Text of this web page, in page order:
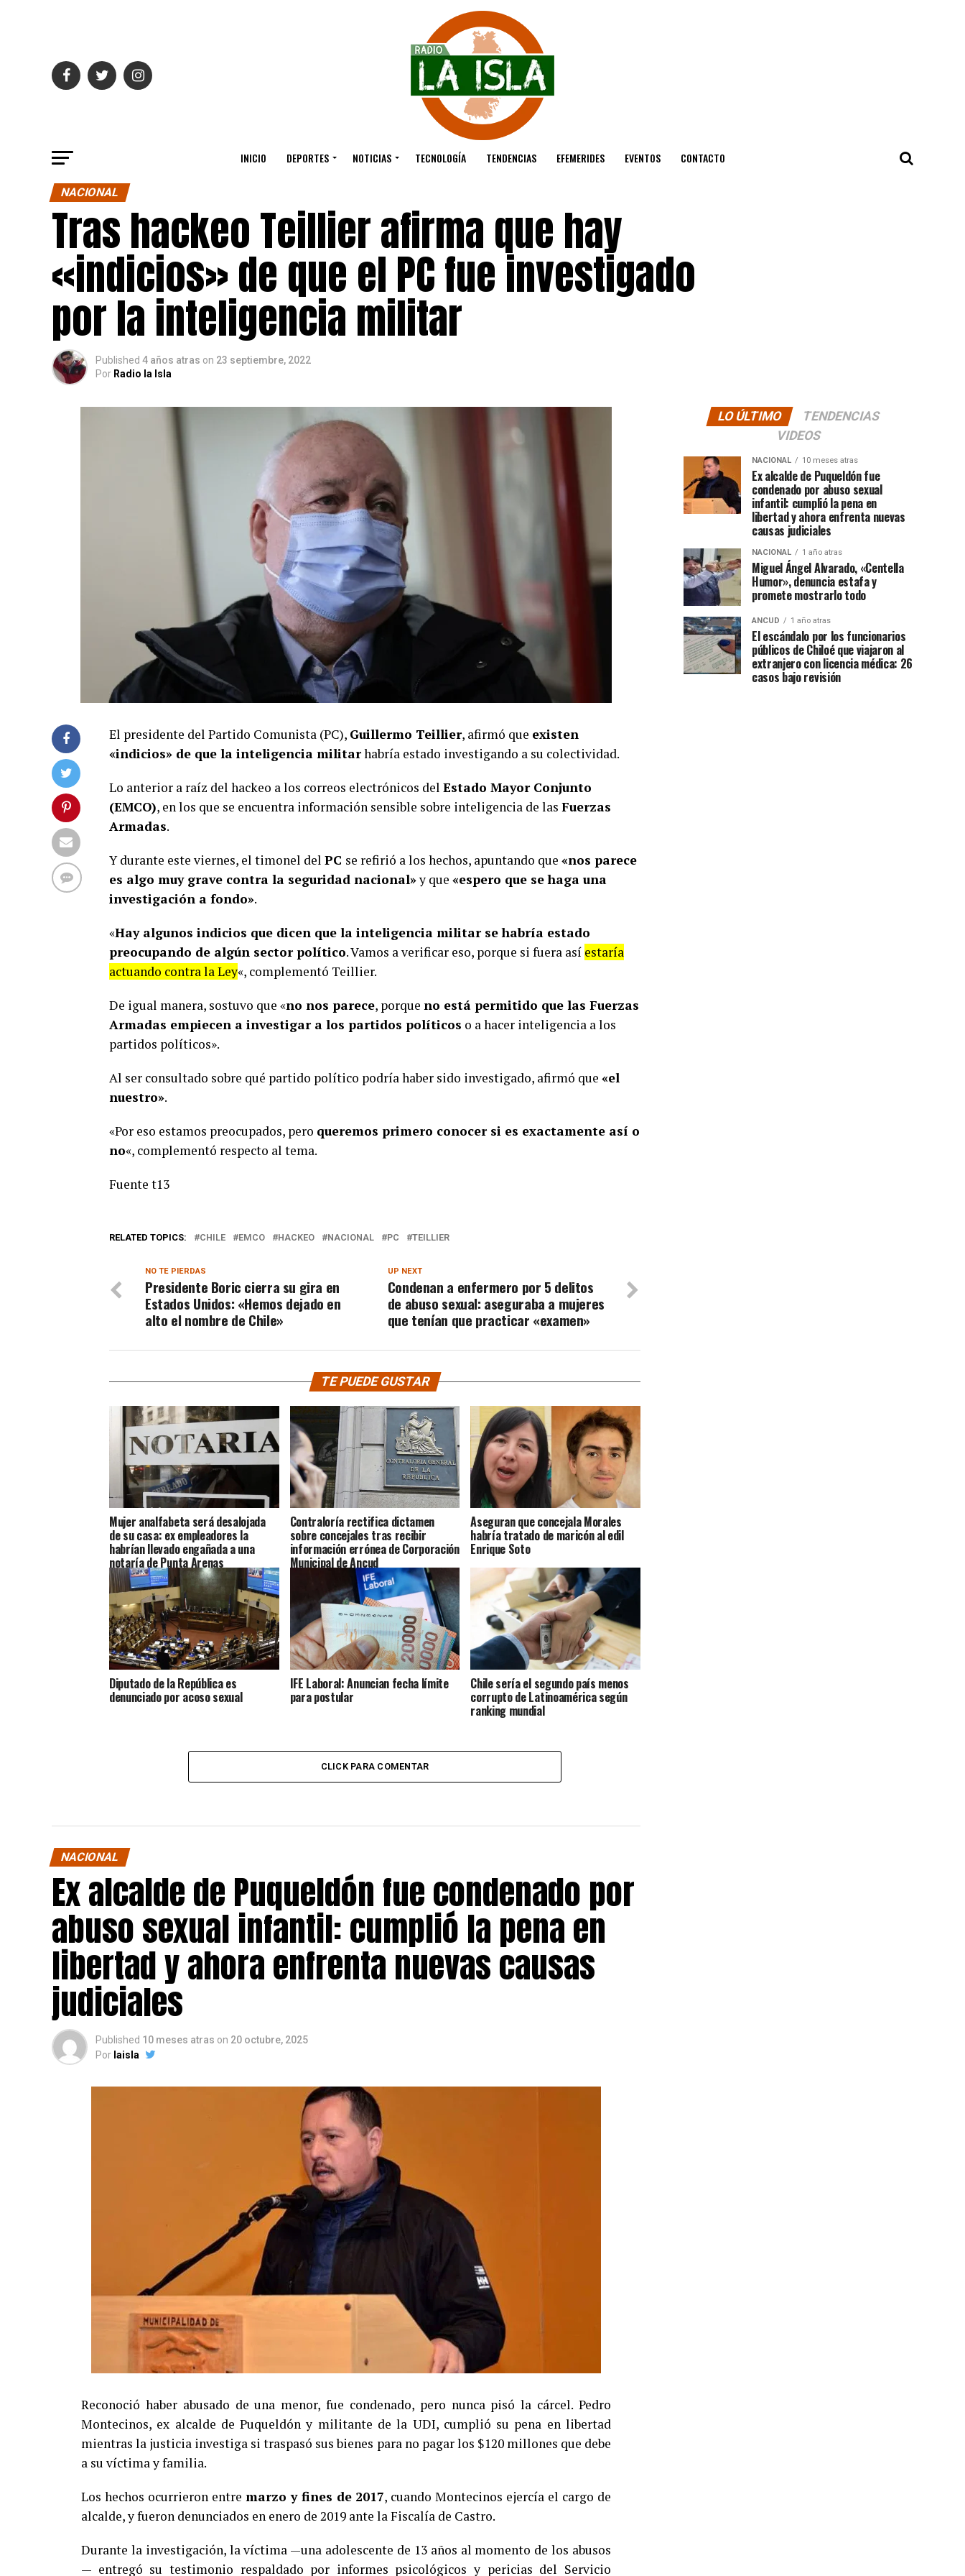
INICIO DEPORTES NOTICIAS TECNOLOGÍA TENDENCIAS EFEMERIDES EVENTOS CONTACTO
NACIONAL
Tras hackeo Teillier afirma que hay
«indicios» de que el PC fue investigado
por la inteligencia militar
Published 4 años atras on 23 septiembre, 2022
Por Radio la Isla
El presidente del Partido Comunista (PC), Guillermo Teillier, afirmó que existen
«indicios» de que la inteligencia militarhabría estado investigando a su colectividad.
Lo anterior a raíz del hackeo a los correos electrónicos del Estado Mayor Conjunto
(EMCO), en los que se encuentra información sensible sobre inteligencia de las Fuerzas
Armadas.
Y durante este viernes, el timonel del PC se refirió a los hechos, apuntando que «nos parece
es algo muy grave contra la seguridad nacional»y que «espero que se haga una
investigación a fondo».
«Hay algunos indicios que dicen que la inteligencia militar se habría estado
preocupando de algún sector político. Vamos a verificar eso, porque si fuera así estaría
actuando contra la Ley«, complementó Teillier.
De igual manera, sostuvo que «no nos parece, porque no está permitido que las Fuerzas
Armadas empiecen a investigar a los partidos políticos o a hacer inteligencia a los
partidos políticos».
Al ser consultado sobre qué partido político podría haber sido investigado, afirmó que «el
nuestro».
«Por eso estamos preocupados, pero queremos primero conocer si es exactamente así o
no«, complementó respecto al tema.
Fuente t13
RELATED TOPICS: CHILE EMCO HACKEO NACIONAL PC TEILLIER
UP NEXT
Condenan a enfermero por 5 delitos
de abuso sexual: aseguraba a mujeres
que tenían que practicar «examen»
NO TE PIERDAS
Presidente Boric cierra su gira en
Estados Unidos: «Hemos dejado en
alto el nombre de Chile»
TE PUEDE GUSTAR
Mujer analfabeta será desalojada
de su casa: ex empleadores la
habrían llevado engañada a una
notaría de Punta Arenas
Contraloría rectifica dictamen
sobre concejales tras recibir
información errónea de Corporación
Municipal de Ancud
Aseguran que concejala Morales
habría tratado de maricón al edil
Enrique Soto
Diputado de la República es
denunciado por acoso sexual
IFE Laboral: Anuncian fecha límite
para postular
Chile sería el segundo país menos
corrupto de Latinoamérica según
ranking mundial
CLICK PARA COMENTAR
NACIONAL
Ex alcalde de Puqueldón fue condenado por
abuso sexual infantil: cumplió la pena en
libertad y ahora enfrenta nuevas causas
judiciales
Published 10 meses atras on 20 octubre, 2025
Por laisla
Reconoció haber abusado de una menor, fue condenado, pero nunca pisó la cárcel. Pedro
Montecinos, ex alcalde de Puqueldón y militante de la UDI, cumplió su pena en libertad
mientras la justicia investiga si traspasó sus bienes para no pagar los $120 millones que debe
a su víctima y familia.
Los hechos ocurrieron entre marzo y fines de 2017, cuando Montecinos ejercía el cargo de
alcalde, y fueron denunciados en enero de 2019 ante la Fiscalía de Castro.
Durante la investigación, la víctima —una adolescente de 13 años al momento de los abusos
— entregó su testimonio respaldado por informes psicológicos y pericias del Servicio
LO ÚLTIMO
TENDENCIAS
VIDEOS
NACIONAL 10 meses atras
Ex alcalde de Puqueldón fue
condenado por abuso sexual
infantil: cumplió la pena en
libertad y ahora enfrenta nuevas
causas judiciales
NACIONAL 1 año atras
Miguel Ángel Alvarado, «Centella
Humor», denuncia estafa y
promete mostrarlo todo
ANCUD 1 año atras
El escándalo por los funcionarios
públicos de Chiloé que viajaron al
extranjero con licencia médica: 26
casos bajo revisión